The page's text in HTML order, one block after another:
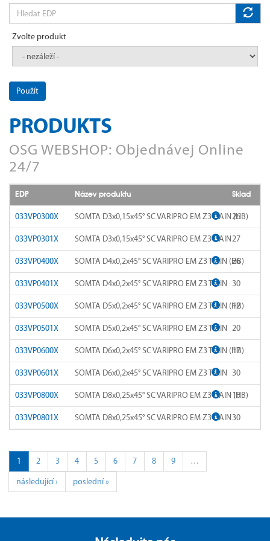
A-POT-LH
A-SFT
A-SFT 6GX
A-SFT-AL
A-SFT-AL (Form E)
A-SFT-INOX
A-SFT-LH
A-TPT
A-XPF
A-XPF (Form E)
A-XPF 7GX
SOMTA 120
SOMTA 121
SOMTA 122
SOMTA 123
SOMTA 124
SOMTA 125
SOMTA 126
SOMTA 140
SOMTA 141
SOMTA 151
SOMTA 163
SOMTA 163A
SOMTA 164
SOMTA 164A
SOMTA 175
SOMTA 177
SOMTA 184
SOMTA 184B
EDP
Zvolte produkt
Použít
PRODUKTS
OSG WEBSHOP: Objednávej Online
24/7
EDP Název produktu Sklad
033VP0300X SOMTA D3x0,15x45° SC VARIPRO EM Z3 TiAlN (HB)
26
033VP0301X SOMTA D3x0,15x45° SC VARIPRO EM Z3 TiAlN27
033VP0400X SOMTA D4x0,2x45° SC VARIPRO EM Z3 TiAlN (HB)
26
033VP0401X SOMTA D4x0,2x45° SC VARIPRO EM Z3 TiAlN 30
033VP0500X SOMTA D5x0,2x45° SC VARIPRO EM Z3 TiAlN (HB)
12
033VP0501X SOMTA D5x0,2x45° SC VARIPRO EM Z3 TiAlN 20
033VP0600X SOMTA D6x0,2x45° SC VARIPRO EM Z3 TiAlN (HB)
17
033VP0601X SOMTA D6x0,2x45° SC VARIPRO EM Z3 TiAlN 30
033VP0800X SOMTA D8x0,25x45° SC VARIPRO EM Z3 TiAlN (HB)
10
033VP0801X SOMTA D8x0,25x45° SC VARIPRO EM Z3 TiAlN30
1 2 3 4 5 6 7 8 9
…
následující ›
poslední »